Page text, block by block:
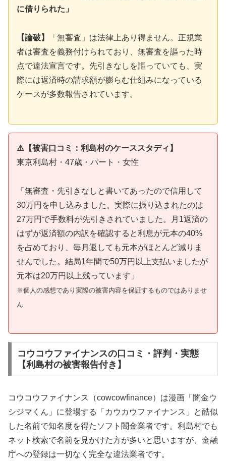
に借りられた」
【論破】
「無審査」は法律上あり得ません。正規業
者は審査を義務付けられており、無審査を謳った時
点で違法宣言です。先引きなしを謳っていても、実
際には返済時の請求額が膨らむ仕組みになっている
ケースが多数報告されています。
⚠️【被害口コミ：利島村のケーススタディ】
東京利島村・47歳・パート・女性
「無審査・先引きなしと書いてあったので信用して
30万円を申し込みました。実際に振り込まれたのは
27万円で手数料が先引きされていました。月1返済の
はずが返済額の内訳を確認すると利息が元本の40%
を占めており、毎月返しても元本がほとんど減りま
せんでした。結局1年間で50万円以上支払いましたが
元本は20万円以上残っています」
※個人の感想であり実際の被害内容を保証するものではありませ
ん
コウコウファイナンスの口コミ・評判・実態
【利島村の被害報告付き】
コウコウファイナンス（cowcowfinance）は漫画「闇金ウ
シジマくん」に登場する「カウカウファイナンス」と酷似
した名前で知名度を得たソフト闇金業者です。利島村でも
ネット検索で名前を見かけた方が多いと思いますが、金融
庁への登録は一切なく完全な違法業者です。